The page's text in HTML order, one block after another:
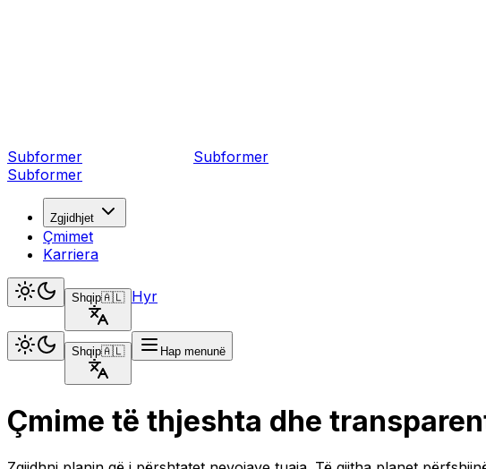
Subformer Subformer
Subformer
Zgjidhjet
Çmimet
Karriera
Shqip🇦🇱 Hyr
Shqip🇦🇱 Hap menunë
Çmime të thjeshta dhe